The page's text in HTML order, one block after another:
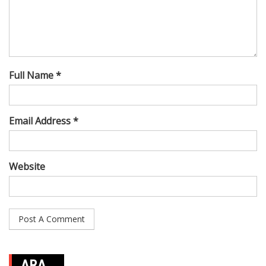
Full Name *
Email Address *
Website